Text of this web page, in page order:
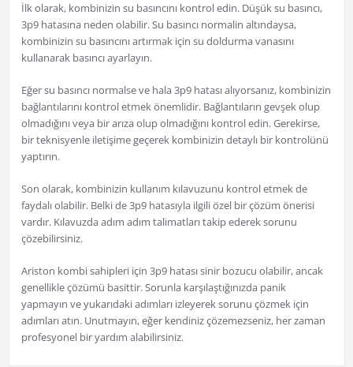
İlk olarak, kombinizin su basıncını kontrol edin. Düşük su basıncı,
3p9 hatasına neden olabilir. Su basıncı normalin altındaysa,
kombinizin su basıncını artırmak için su doldurma vanasını
kullanarak basıncı ayarlayın.
Eğer su basıncı normalse ve hala 3p9 hatası alıyorsanız, kombinizin
bağlantılarını kontrol etmek önemlidir. Bağlantıların gevşek olup
olmadığını veya bir arıza olup olmadığını kontrol edin. Gerekirse,
bir teknisyenle iletişime geçerek kombinizin detaylı bir kontrolünü
yaptırın.
Son olarak, kombinizin kullanım kılavuzunu kontrol etmek de
faydalı olabilir. Belki de 3p9 hatasıyla ilgili özel bir çözüm önerisi
vardır. Kılavuzda adım adım talimatları takip ederek sorunu
çözebilirsiniz.
Ariston kombi sahipleri için 3p9 hatası sinir bozucu olabilir, ancak
genellikle çözümü basittir. Sorunla karşılaştığınızda panik
yapmayın ve yukarıdaki adımları izleyerek sorunu çözmek için
adımları atın. Unutmayın, eğer kendiniz çözemezseniz, her zaman
profesyonel bir yardım alabilirsiniz.